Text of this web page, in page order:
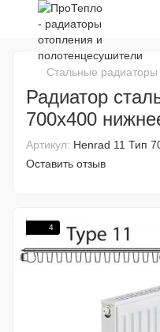
Стальные радиаторы
Радиатор
700х400
Артикул: Henrad 11 Тип
Оставить отзыв
4